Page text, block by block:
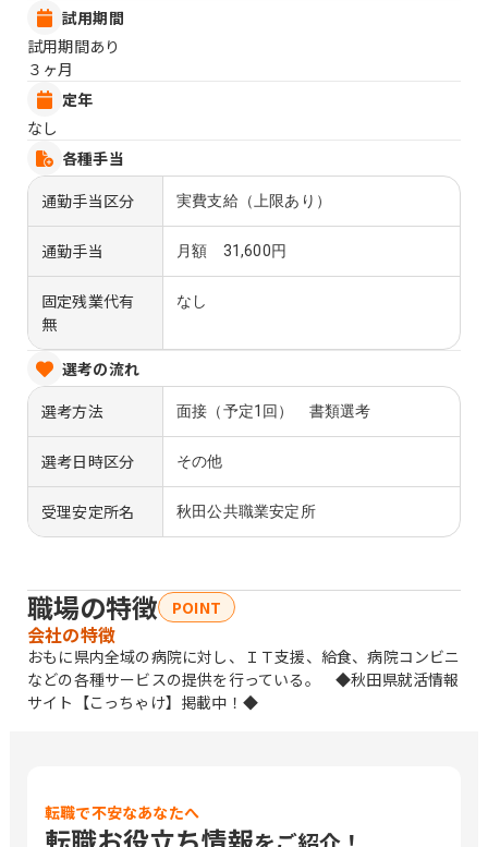
試用期間
試用期間あり
３ヶ月
定年
なし
各種手当
通勤手当区分
実費支給（上限あり）
通勤手当 月額 31,600円
固定残業代有
無
なし
選考の流れ
選考方法
面接（予定1回） 書類選考
選考日時区分 その他
受理安定所名 秋田公共職業安定所
職場の特徴 POINT
会社の特徴
おもに県内全域の病院に対し、ＩＴ支援、給食、病院コンビニ
などの各種サービスの提供を行っている。 ◆秋田県就活情報
サイト【こっちゃけ】掲載中！◆
転職で不安なあなたへ